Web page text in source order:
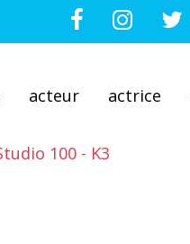
acteur actrice